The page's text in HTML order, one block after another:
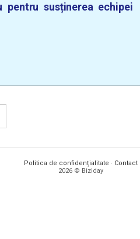
susținerea echipei
Politica de confidențialitate · Contact
2026 © Biziday